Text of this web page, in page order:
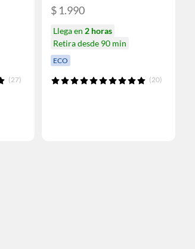
(27)
$ 1.990
Llega en 2 horas
Retira desde 90 min
ECO
(20)